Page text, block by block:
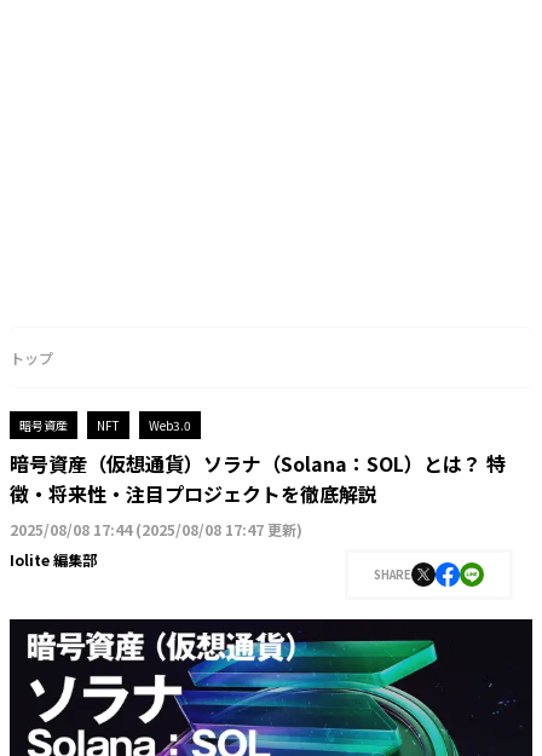
トップ
暗号資産 NFT Web3.0
暗号資産（仮想通貨）ソラナ（Solana：SOL）とは？ 特
徴・将来性・注目プロジェクトを徹底解説
2025/08/08 17:44(2025/08/08 17:47 更新)
Iolite 編集部
SHARE